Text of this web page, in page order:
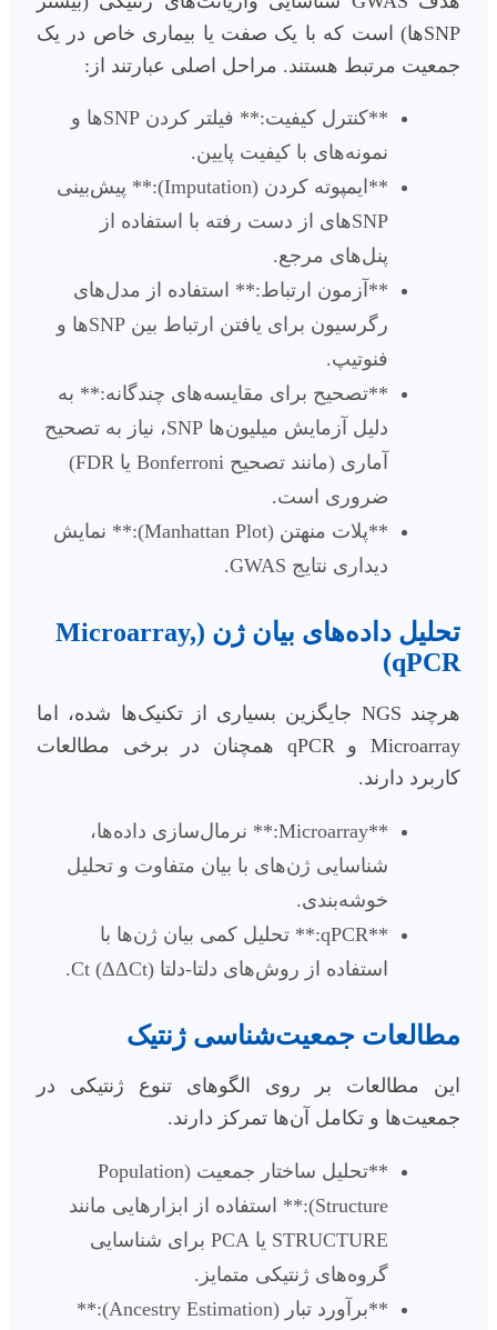
SNPها) است که با یک صفت یا بیماری خاص در یک
جمعیت مرتبط هستند. مراحل اصلی عبارتند از:
**کنترل کیفیت:** فیلتر کردن SNPها و
نمونه‌های با کیفیت پایین.
**ایمپوته کردن (Imputation):** پیش‌بینی
SNPهای از دست رفته با استفاده از
پنل‌های مرجع.
**آزمون ارتباط:** استفاده از مدل‌های
رگرسیون برای یافتن ارتباط بین SNPها و
فنوتیپ.
**تصحیح برای مقایسه‌های چندگانه:** به
دلیل آزمایش میلیون‌ها SNP، نیاز به تصحیح
آماری (مانند تصحیح Bonferroni یا FDR)
ضروری است.
**پلات منهتن (Manhattan Plot):** نمایش
دیداری نتایج GWAS.
تحلیل داده‌های بیان ژن (Microarray,
qPCR)
هرچند NGS جایگزین بسیاری از تکنیک‌ها شده، اما
Microarray و qPCR همچنان در برخی مطالعات
کاربرد دارند.
**Microarray:** نرمال‌سازی داده‌ها،
شناسایی ژن‌های با بیان متفاوت و تحلیل
خوشه‌بندی.
**qPCR:** تحلیل کمی بیان ژن‌ها با
استفاده از روش‌های دلتا-دلتا Ct (ΔΔCt).
مطالعات جمعیت‌شناسی ژنتیک
این مطالعات بر روی الگوهای تنوع ژنتیکی در
جمعیت‌ها و تکامل آن‌ها تمرکز دارند.
**تحلیل ساختار جمعیت (Population
Structure):** استفاده از ابزارهایی مانند
STRUCTURE یا PCA برای شناسایی
گروه‌های ژنتیکی متمایز.
**برآورد تبار (Ancestry Estimation):**